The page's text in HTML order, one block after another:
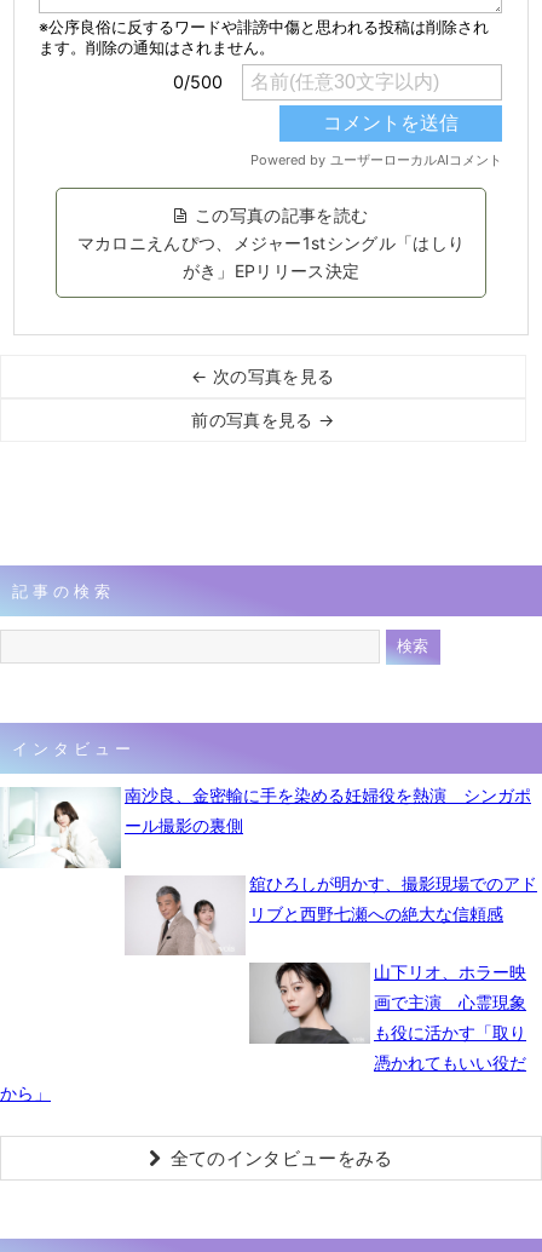
この写真の記事を読む
マカロニえんぴつ、メジャー1stシングル「はしり
がき」EPリリース決定
← 次の写真を見る
前の写真を見る →
記事の検索
インタビュー
南沙良、金密輸に手を染める妊婦役を熱演 シンガポ
ール撮影の裏側
舘ひろしが明かす、撮影現場でのアド
リブと西野七瀬への絶大な信頼感
山下リオ、ホラー映
画で主演 心霊現象
も役に活かす「取り
憑かれてもいい役だ
から」
全てのインタビューをみる